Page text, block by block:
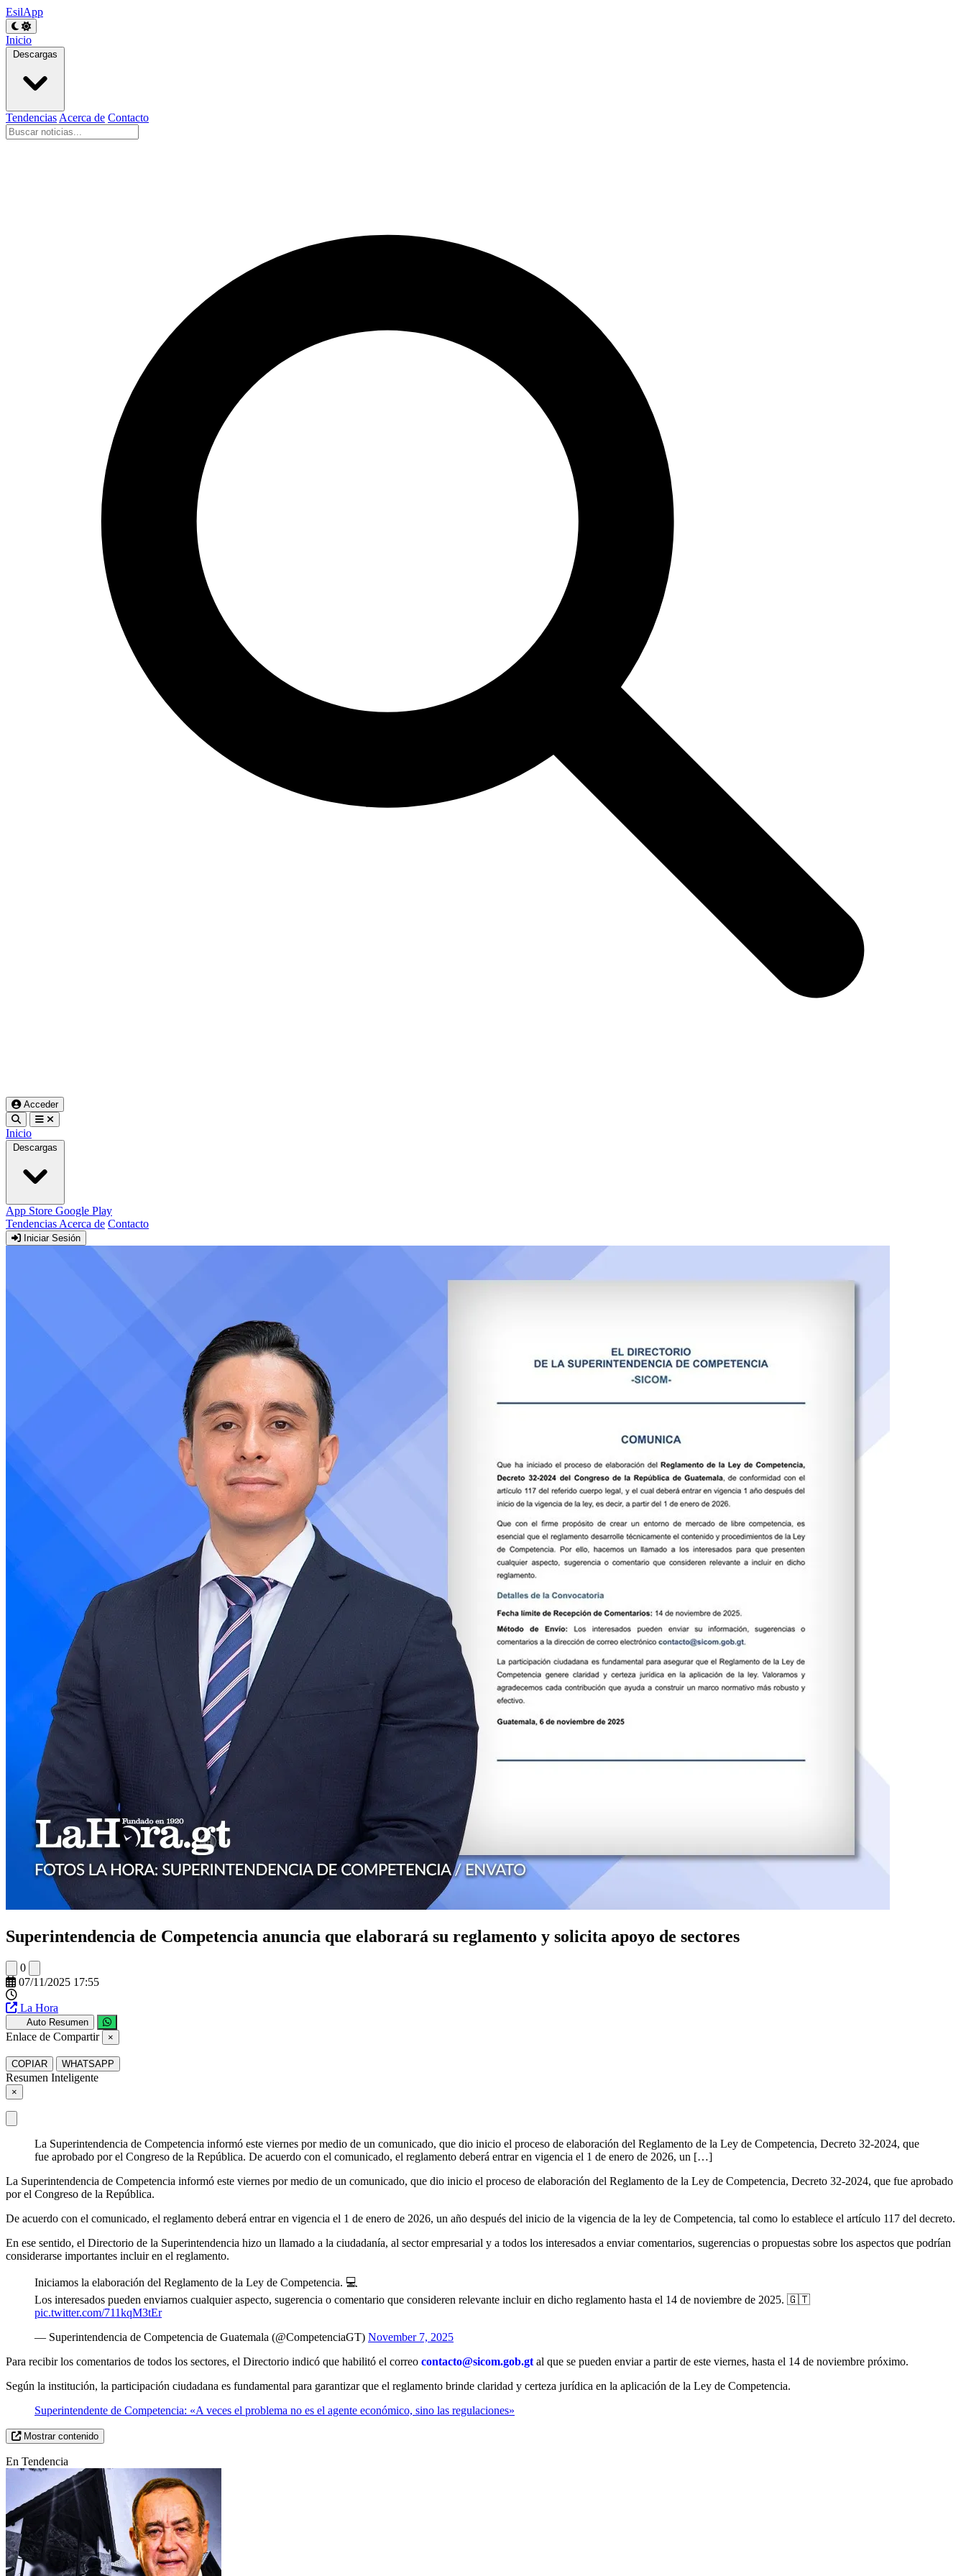
EsilApp
Inicio
Descargas
Tendencias Acerca de Contacto
Acceder
Inicio
Descargas
App Store Google Play
Tendencias Acerca de Contacto
Iniciar Sesión
Superintendencia de Competencia anuncia que elaborará su reglamento y solicita apoyo de sectores
0
07/11/2025 17:55
La Hora
Auto Resumen
Enlace de Compartir ×
COPIAR WHATSAPP
Resumen Inteligente
×
La Superintendencia de Competencia informó este viernes por medio de un comunicado, que dio inicio el proceso de elaboración del Reglamento de la Ley de Competencia, Decreto 32-2024, que
fue aprobado por el Congreso de la República. De acuerdo con el comunicado, el reglamento deberá entrar en vigencia el 1 de enero de 2026, un […]
La Superintendencia de Competencia informó este viernes por medio de un comunicado, que dio inicio el proceso de elaboración del Reglamento de la Ley de Competencia, Decreto 32-2024, que fue aprobado
por el Congreso de la República.
De acuerdo con el comunicado, el reglamento deberá entrar en vigencia el 1 de enero de 2026, un año después del inicio de la vigencia de la ley de Competencia, tal como lo establece el artículo 117 del decreto.
En ese sentido, el Directorio de la Superintendencia hizo un llamado a la ciudadanía, al sector empresarial y a todos los interesados a enviar comentarios, sugerencias o propuestas sobre los aspectos que podrían
considerarse importantes incluir en el reglamento.
Iniciamos la elaboración del Reglamento de la Ley de Competencia. 💻
Los interesados pueden enviarnos cualquier aspecto, sugerencia o comentario que consideren relevante incluir en dicho reglamento hasta el 14 de noviembre de 2025. 🇬🇹
pic.twitter.com/711kqM3tEr
— Superintendencia de Competencia de Guatemala (@CompetenciaGT) November 7, 2025
Para recibir los comentarios de todos los sectores, el Directorio indicó que habilitó el correo contacto@sicom.gob.gt al que se pueden enviar a partir de este viernes, hasta el 14 de noviembre próximo.
Según la institución, la participación ciudadana es fundamental para garantizar que el reglamento brinde claridad y certeza jurídica en la aplicación de la Ley de Competencia.
Superintendente de Competencia: «A veces el problema no es el agente económico, sino las regulaciones»
Mostrar contenido
En Tendencia